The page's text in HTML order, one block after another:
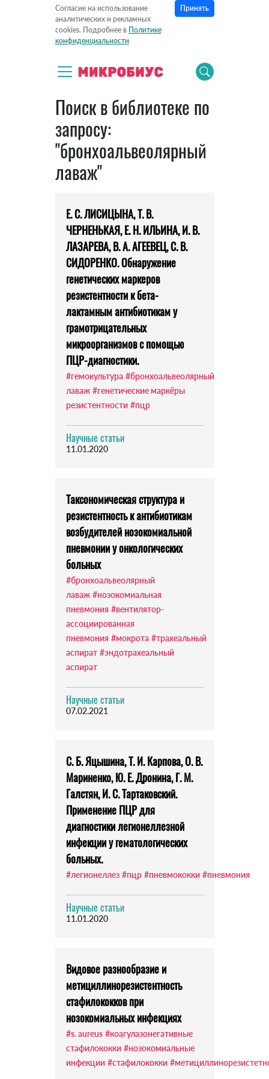
Согласие на использование
аналитических и рекламных
cookies. Подробнее в Политике
конфиденциальности
Принять
Поиск в библиотеке по
запросу:
"бронхоальвеолярный
лаваж"
Е. С. ЛИСИЦЫНА, Т. В.
ЧЕРНЕНЬКАЯ, Е. Н. ИЛЬИНА, И. В.
ЛАЗАРЕВА, В. А. АГЕЕВЕЦ, С. В.
СИДОРЕНКО. Обнаружение
генетических маркеров
резистентности к бета-
лактамным антибиотикам у
грамотрицательных
микроорганизмов с помощью
ПЦР-диагностики.
#гемокультура #бронхоальвеолярный
лаваж #генетические маркёры
резистентности #пцр
Научные статьи
11.01.2020
Таксономическая структура и
резистентность к антибиотикам
возбудителей нозокомиальной
пневмонии у онкологических
больных
#бронхоальвеолярный
лаваж #нозокомиальная
пневмония #вентилятор-
ассоциированная
пневмония #мокрота #трахеальный
аспират #эндотрахеальный
аспират
Научные статьи
07.02.2021
С. Б. Яцышина, Т. И. Карпова, О. В.
Мариненко, Ю. Е. Дронина, Г. М.
Галстян, И. С. Тартаковский.
Применение ПЦР для
диагностики легионеллезной
инфекции у гематологических
больных.
#легионеллез #пцр #пневмококки #пневмония
Научные статьи
11.01.2020
Видовое разнообразие и
метициллинорезистентность
стафилококков при
нозокомиальных инфекциях
#s. aureus #коагулазонегативные
стафилококки #нозокомиальные
инфекции #стафилококки